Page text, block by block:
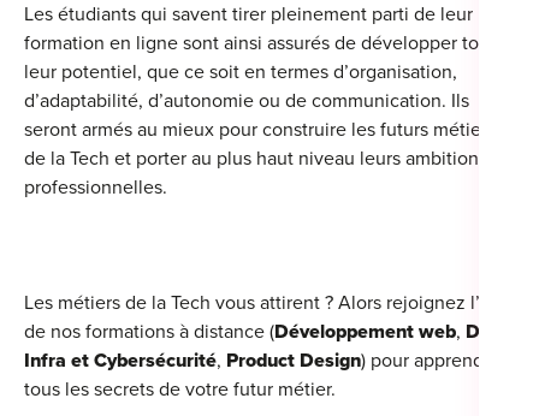
Les étudiants qui savent tirer pleinement parti de leur
formation en ligne sont ainsi assurés de développer tout
leur potentiel, que ce soit en termes d’organisation,
d’adaptabilité, d’autonomie ou de communication. Ils
seront armés au mieux pour construire les futurs métiers
de la Tech et porter au plus haut niveau leurs ambitions
professionnelles.
Les métiers de la Tech vous attirent ? Alors rejoignez l’une
de nos formations à distance (Développement web, Data,
Infra et Cybersécurité, Product Design) pour apprendre
tous les secrets de votre futur métier.